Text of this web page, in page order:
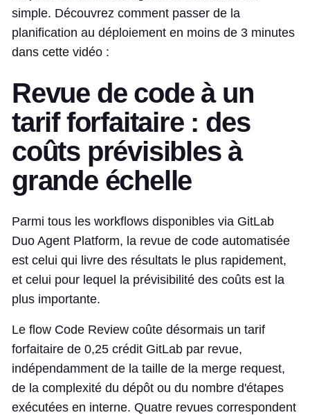
simple. Découvrez comment passer de la
planification au déploiement en moins de 3 minutes
dans cette vidéo :
Revue de code à un
tarif forfaitaire : des
coûts prévisibles à
grande échelle
Parmi tous les workflows disponibles via GitLab
Duo Agent Platform, la revue de code automatisée
est celui qui livre des résultats le plus rapidement,
et celui pour lequel la prévisibilité des coûts est la
plus importante.
Le flow Code Review coûte désormais un tarif
forfaitaire de 0,25 crédit GitLab par revue,
indépendamment de la taille de la merge request,
de la complexité du dépôt ou du nombre d'étapes
exécutées en interne. Quatre revues correspondent